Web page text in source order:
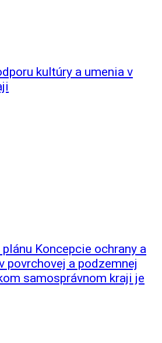
kultúry a umenia v
Koncepcie ochrany a
povrchovej a podzemnej
samosprávnom kraji je